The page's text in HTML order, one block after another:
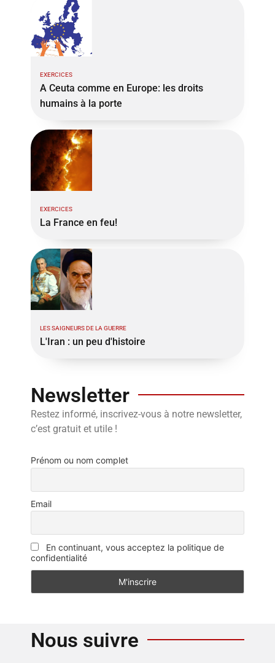
EXERCICES
A Ceuta comme en Europe: les droits
humains à la porte
EXERCICES
La France en feu!
LES SAIGNEURS DE LA GUERRE
L'Iran : un peu d'histoire
Newsletter
Restez informé, inscrivez-vous à notre newsletter,
c’est gratuit et utile !
Prénom ou nom complet
Email
En continuant, vous acceptez la politique de
confidentialité
Nous suivre